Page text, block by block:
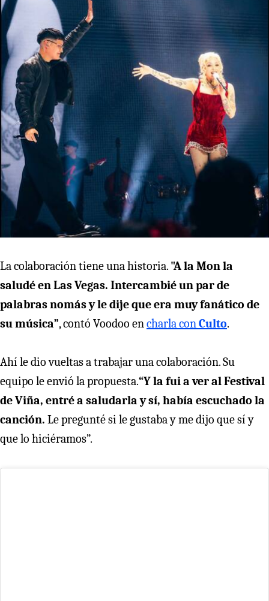
La colaboración tiene una historia. "A la Mon la
saludé en Las Vegas. Intercambié un par de
palabras nomás y le dije que era muy fanático de
su música”, contó Voodoo encharla conCulto.
Ahí le dio vueltas a trabajar una colaboración. Su
equipo le envió la propuesta.“Y la fui a ver al Festival
de Viña, entré a saludarla y sí, había escuchado la
canción. Le pregunté si le gustaba y me dijo que sí y
que lo hiciéramos”.